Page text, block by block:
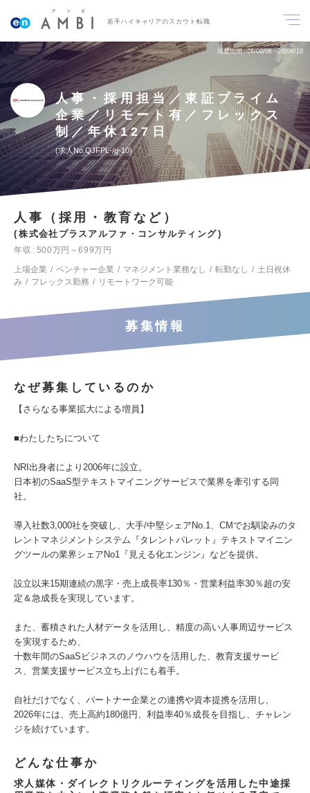
若手ハイキャリアのスカウト転職
掲載期間 26/08/06～26/08/19
人事・採用担当／東証プライム
企業／リモート有／フレックス
制／年休127日
求人No.QJFPL-/g-10
人事（採用・教育など）
株式会社プラスアルファ・コンサルティング
年収
500万円～699万円
上場企業
ベンチャー企業 マネジメント業務なし 転勤なし
土日祝休
み
フレックス勤務 リモートワーク可能
募集情報
なぜ募集しているのか
【さらなる事業拡大による増員】
■わたしたちについて
NRI出身者により2006年に設立。
日本初のSaaS型テキストマイニングサービスで業界を牽引する同
社。
導入社数3,000社を突破し、大手/中堅シェアNo.1、CMでお馴染みのタ
レントマネジメントシステム『タレントパレット』テキストマイニン
グツールの業界シェアNo1『見える化エンジン』などを提供。
設立以来15期連続の黒字・売上成長率130％・営業利益率30％超の安
定＆急成長を実現しています。
また、蓄積された人材データを活用し、精度の高い人事周辺サービス
を実現するため、
十数年間のSaaSビジネスのノウハウを活用した、教育支援サービ
ス、営業支援サービス立ち上げにも着手。
自社だけでなく、パートナー企業との連携や資本提携を活用し,
2026年には、売上高約180億円、利益率40％成長を目指し、チャレン
ジを続けています。
どんな仕事か
求人媒体・ダイレクトリクルーティングを活用した中途採